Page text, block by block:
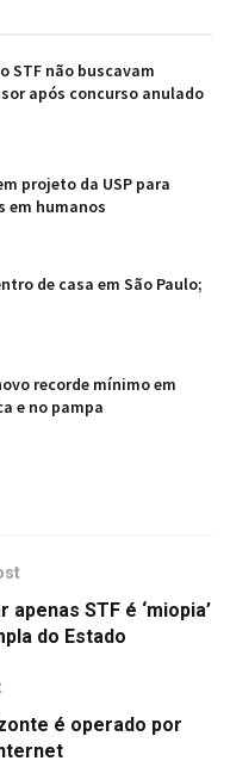
STF não buscavam
após concurso anulado
projeto da USP para
em humanos
de casa em São Paulo;
recorde mínimo em
e no pampa
STF é ‘miopia’
do Estado
é operado por